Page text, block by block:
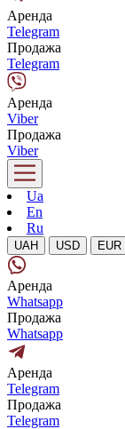
Аренда
Telegram
Продажа
Telegram
Аренда
Viber
Продажа
Viber
Ua
En
Ru
UAH USD EUR
Аренда
Whatsapp
Продажа
Whatsapp
Аренда
Telegram
Продажа
Telegram